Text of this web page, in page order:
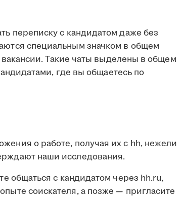
переписку с кандидатом даже без
специальным значком в общем
вакансии. Такие чаты выделены в общем
где вы общаетесь по
о работе, получая их с hh, нежели
наши исследования.
общаться с кандидатом через hh.ru,
соискателя, а позже — пригласите